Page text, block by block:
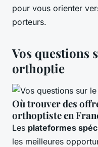
pour vous orienter
porteurs.
Vos questions
orthoptie
Où trouver des
orthoptiste en
Les plateformes
les meilleures